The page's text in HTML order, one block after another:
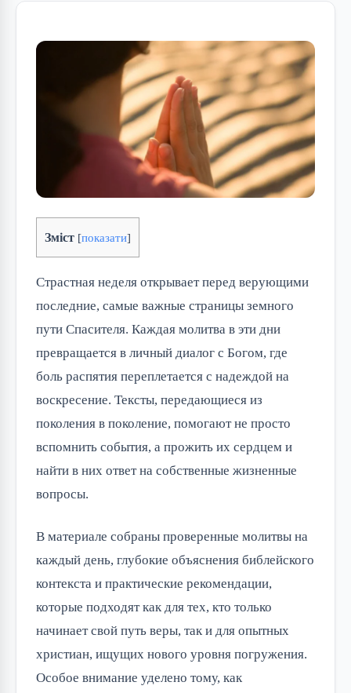
Зміст [показати]
Страстная неделя открывает перед верующими
последние, самые важные страницы земного
пути Спасителя. Каждая молитва в эти дни
превращается в личный диалог с Богом, где
боль распятия переплетается с надеждой на
воскресение. Тексты, передающиеся из
поколения в поколение, помогают не просто
вспомнить события, а прожить их сердцем и
найти в них ответ на собственные жизненные
вопросы.
В материале собраны проверенные молитвы на
каждый день, глубокие объяснения библейского
контекста и практические рекомендации,
которые подходят как для тех, кто только
начинает свой путь веры, так и для опытных
христиан, ищущих нового уровня погружения.
Особое внимание уделено тому, как